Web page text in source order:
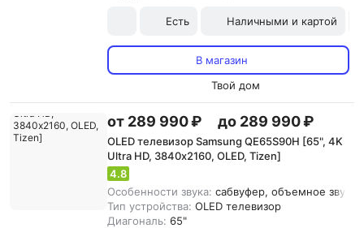
Есть Наличными и картой
В магазин
Твой дом
от 289 990 ₽ до 289 990 ₽
OLED телевизор Samsung QE65S90H [65", 4K
Ultra HD, 3840х2160, OLED, Tizen]
4.8
Особенности звука: сабвуфер, объемное
Тип устройства: OLED телевизор
Диагональ: 65"